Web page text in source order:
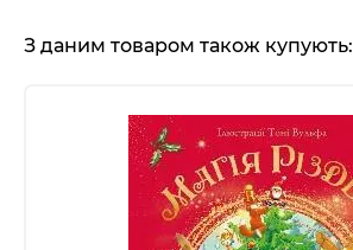
З даним товаром також купують: